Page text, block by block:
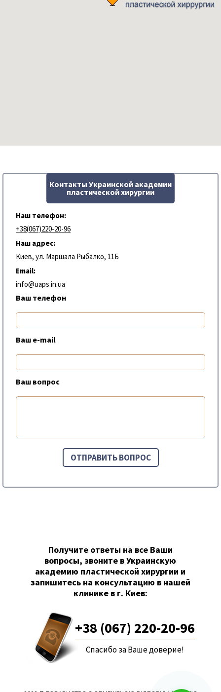
Контакты Украинской академии
пластической хирургии
Наш телефон:
+38(067)220-20-96
Наш адрес:
Киев, ул. Маршала Рыбалко, 11Б
Email:
info@uaps.in.ua
Ваш телефон
Ваш e-mail
Ваш вопрос
Получите ответы на все Ваши
вопросы, звоните в Украинскую
академию пластической хирургии и
запишитесь на консультацию в нашей
клинике в г. Киев:
+38 (067) 220-20-96
Спасибо за Ваше доверие!